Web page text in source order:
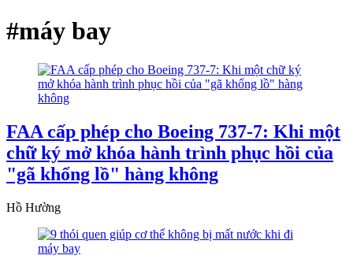
#máy bay
FAA cấp phép cho Boeing 737-7: Khi một
chữ ký mở khóa hành trình phục hồi của
"gã khổng lồ" hàng không
Hồ Hường